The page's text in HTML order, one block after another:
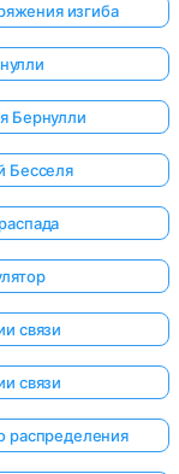
изгиба
Бернулли
Бесселя
связи
связи
распределения